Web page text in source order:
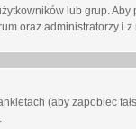
lub grup.
oraz administratorzy i
(aby zapobiec